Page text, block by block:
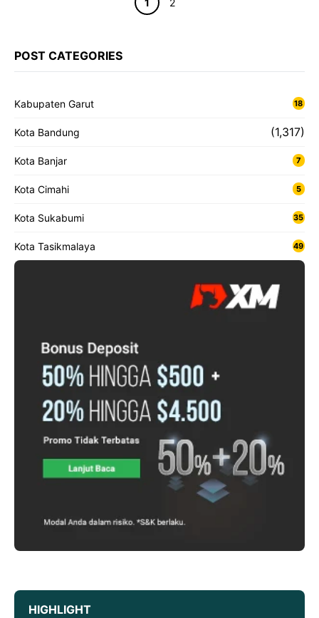
POST CATEGORIES
Kabupaten Garut 18
Kota Bandung (1,317)
Kota Banjar 7
Kota Cimahi 5
Kota Sukabumi 35
Kota Tasikmalaya 49
HIGHLIGHT